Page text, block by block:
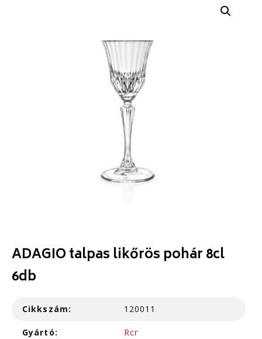
ADAGIO talpas likőrös pohár 8cl
6db
Cikkszám: 120011
Gyártó: Rcr